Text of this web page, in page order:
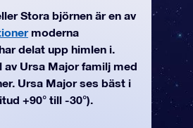
Stora björnen är en av
moderna
delat upp himlen i.
av Ursa Major familj med
Ursa Major ses bäst i
+90° till -30°).